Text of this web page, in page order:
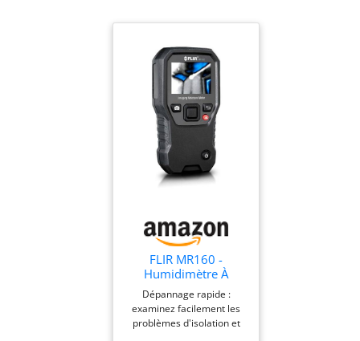
FLIR MR160 -
Humidimètre À
Imagerie Thermique -
Avec IGM (Mesure
Guidée Par
Infrarouge), Avec ET
Dépannage rapide :
examinez facilement les
problèmes d'isolation et